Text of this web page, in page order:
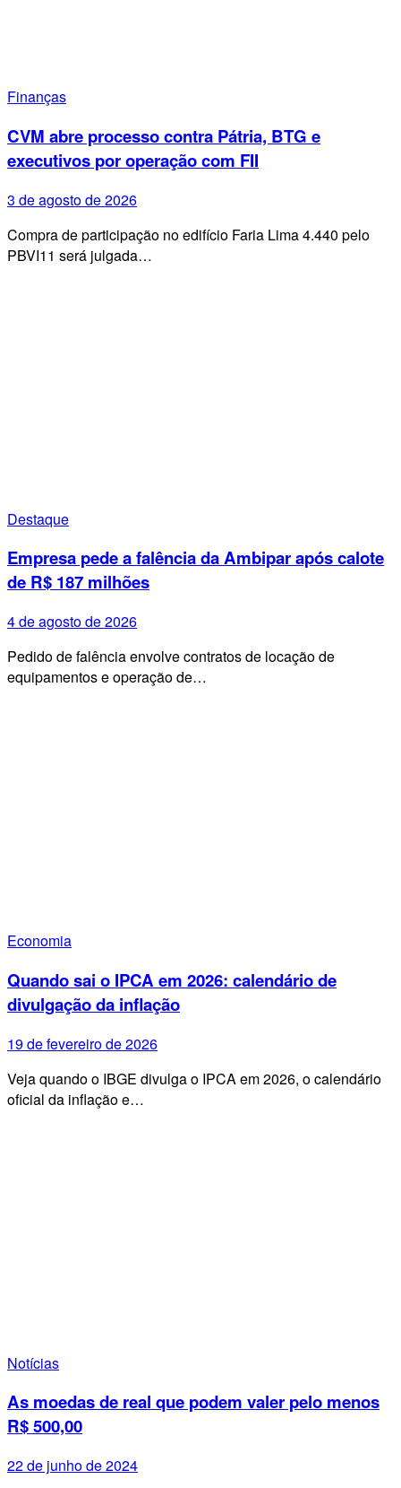
Finanças
CVM abre processo contra Pátria, BTG e
executivos por operação com FII
3 de agosto de 2026
Compra de participação no edifício Faria Lima 4.440 pelo
PBVI11 será julgada…
Destaque
Empresa pede a falência da Ambipar após calote
de R$ 187 milhões
4 de agosto de 2026
Pedido de falência envolve contratos de locação de
equipamentos e operação de…
Economia
Quando sai o IPCA em 2026: calendário de
divulgação da inflação
19 de fevereiro de 2026
Veja quando o IBGE divulga o IPCA em 2026, o calendário
oficial da inflação e…
Notícias
As moedas de real que podem valer pelo menos
R$ 500,00
22 de junho de 2024